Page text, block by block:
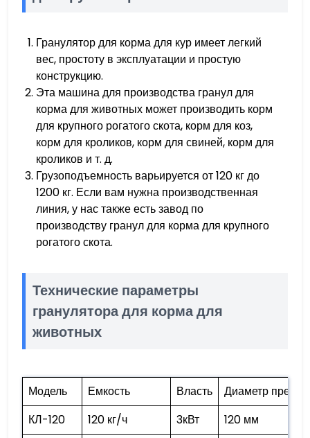
Гранулятор для корма для кур имеет легкий
вес, простоту в эксплуатации и простую
конструкцию.
Эта машина для производства гранул для
корма для животных может производить корм
для крупного рогатого скота, корм для коз,
корм для кроликов, корм для свиней, корм для
кроликов и т. д.
Грузоподъемность варьируется от 120 кг до
1200 кг. Если вам нужна производственная
линия, у нас также есть завод по
производству гранул для корма для крупного
рогатого скота.
Технические параметры
гранулятора для корма для
животных
Модель Емкость Власть
Диаметр
КЛ-120
120 кг/ч 3кВт 120 мм